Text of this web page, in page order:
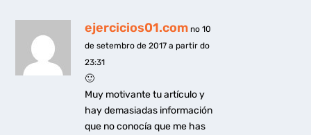
ejercicios01.com no 10
de setembro de 2017 a partir do
23:31
🙂
Muy motivante tu artículo y
hay demasiadas información
que no conocía que me has